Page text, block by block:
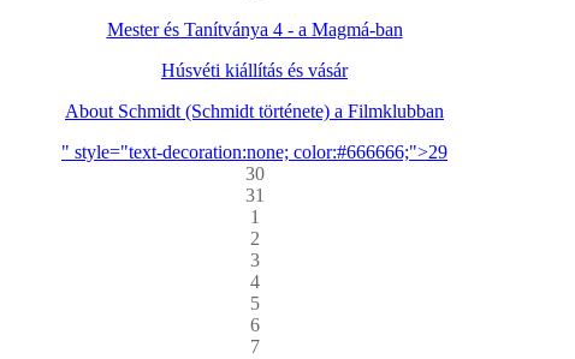
Mester és Tanítványa 4 - a Magmá-ban
Húsvéti kiállítás és vásár
About Schmidt (Schmidt története) a Filmklubban
" style="text-decoration:none; color:#666666;">29
30
31
1
2
3
4
5
6
7